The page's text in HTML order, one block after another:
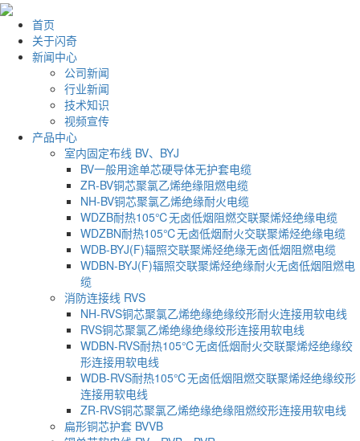
首页
关于闪奇
新闻中心
公司新闻
行业新闻
技术知识
视频宣传
产品中心
室内固定布线 BV、BYJ
BV一般用途单芯硬导体无护套电缆
ZR-BV铜芯聚氯乙烯绝缘阻燃电缆
NH-BV铜芯聚氯乙烯绝缘耐火电缆
WDZB耐热105℃无卤低烟阻燃交联聚烯烃绝缘电缆
WDZBN耐热105℃无卤低烟耐火交联聚烯烃绝缘电缆
WDB-BYJ(F)辐照交联聚烯烃绝缘无卤低烟阻燃电缆
WDBN-BYJ(F)辐照交联聚烯烃绝缘耐火无卤低烟阻燃电
缆
消防连接线 RVS
NH-RVS铜芯聚氯乙烯绝缘绝缘绞形耐火连接用软电线
RVS铜芯聚氯乙烯绝缘绝缘绞形连接用软电线
WDBN-RVS耐热105℃无卤低烟耐火交联聚烯烃绝缘绞
形连接用软电线
WDB-RVS耐热105℃无卤低烟阻燃交联聚烯烃绝缘绞形
连接用软电线
ZR-RVS铜芯聚氯乙烯绝缘绝缘阻燃绞形连接用软电线
扁形铜芯护套 BVVB